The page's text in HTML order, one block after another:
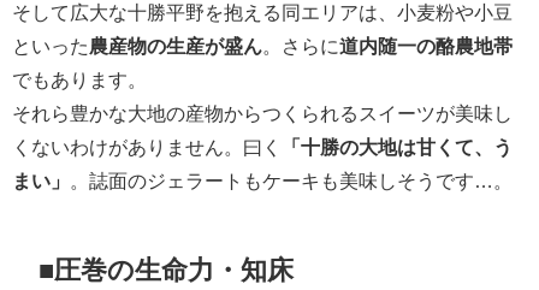
そして広大な十勝平野を抱える同エリアは、小麦粉や小豆
といった 農産物の生産が盛ん 。さらに道内随一の酪農地帯
でもあります。
それら豊かな大地の産物からつくられるスイーツが美味し
くないわけがありません。曰く
「十勝の大地は甘くて、う
まい」
。誌面のジェラートもケーキも美味しそうです…。
■圧巻の生命力・知床